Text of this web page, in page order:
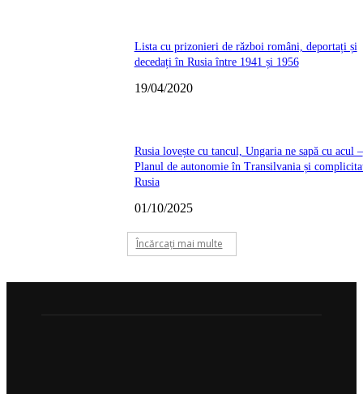
Lista cu prizonieri de război români, deportați și
decedați în Rusia între 1941 și 1956
19/04/2020
Rusia lovește cu tancul, Ungaria ne sapă cu acul –
Planul de autonomie în Transilvania și
Rusia
01/10/2025
Încărcați mai multe